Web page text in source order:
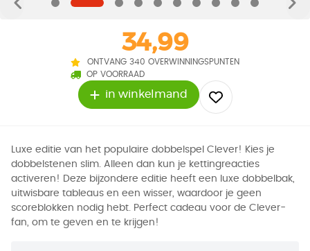
34,99
ONTVANG 340 OVERWINNINGSPUNTEN
OP VOORRAAD
in winkelmand
Luxe editie van het populaire dobbelspel Clever! Kies je
dobbelstenen slim. Alleen dan kun je kettingreacties
activeren! Deze bijzondere editie heeft een luxe dobbelbak,
uitwisbare tableaus en een wisser, waardoor je geen
scoreblokken nodig hebt. Perfect cadeau voor de Clever-
fan, om te geven en te krijgen!